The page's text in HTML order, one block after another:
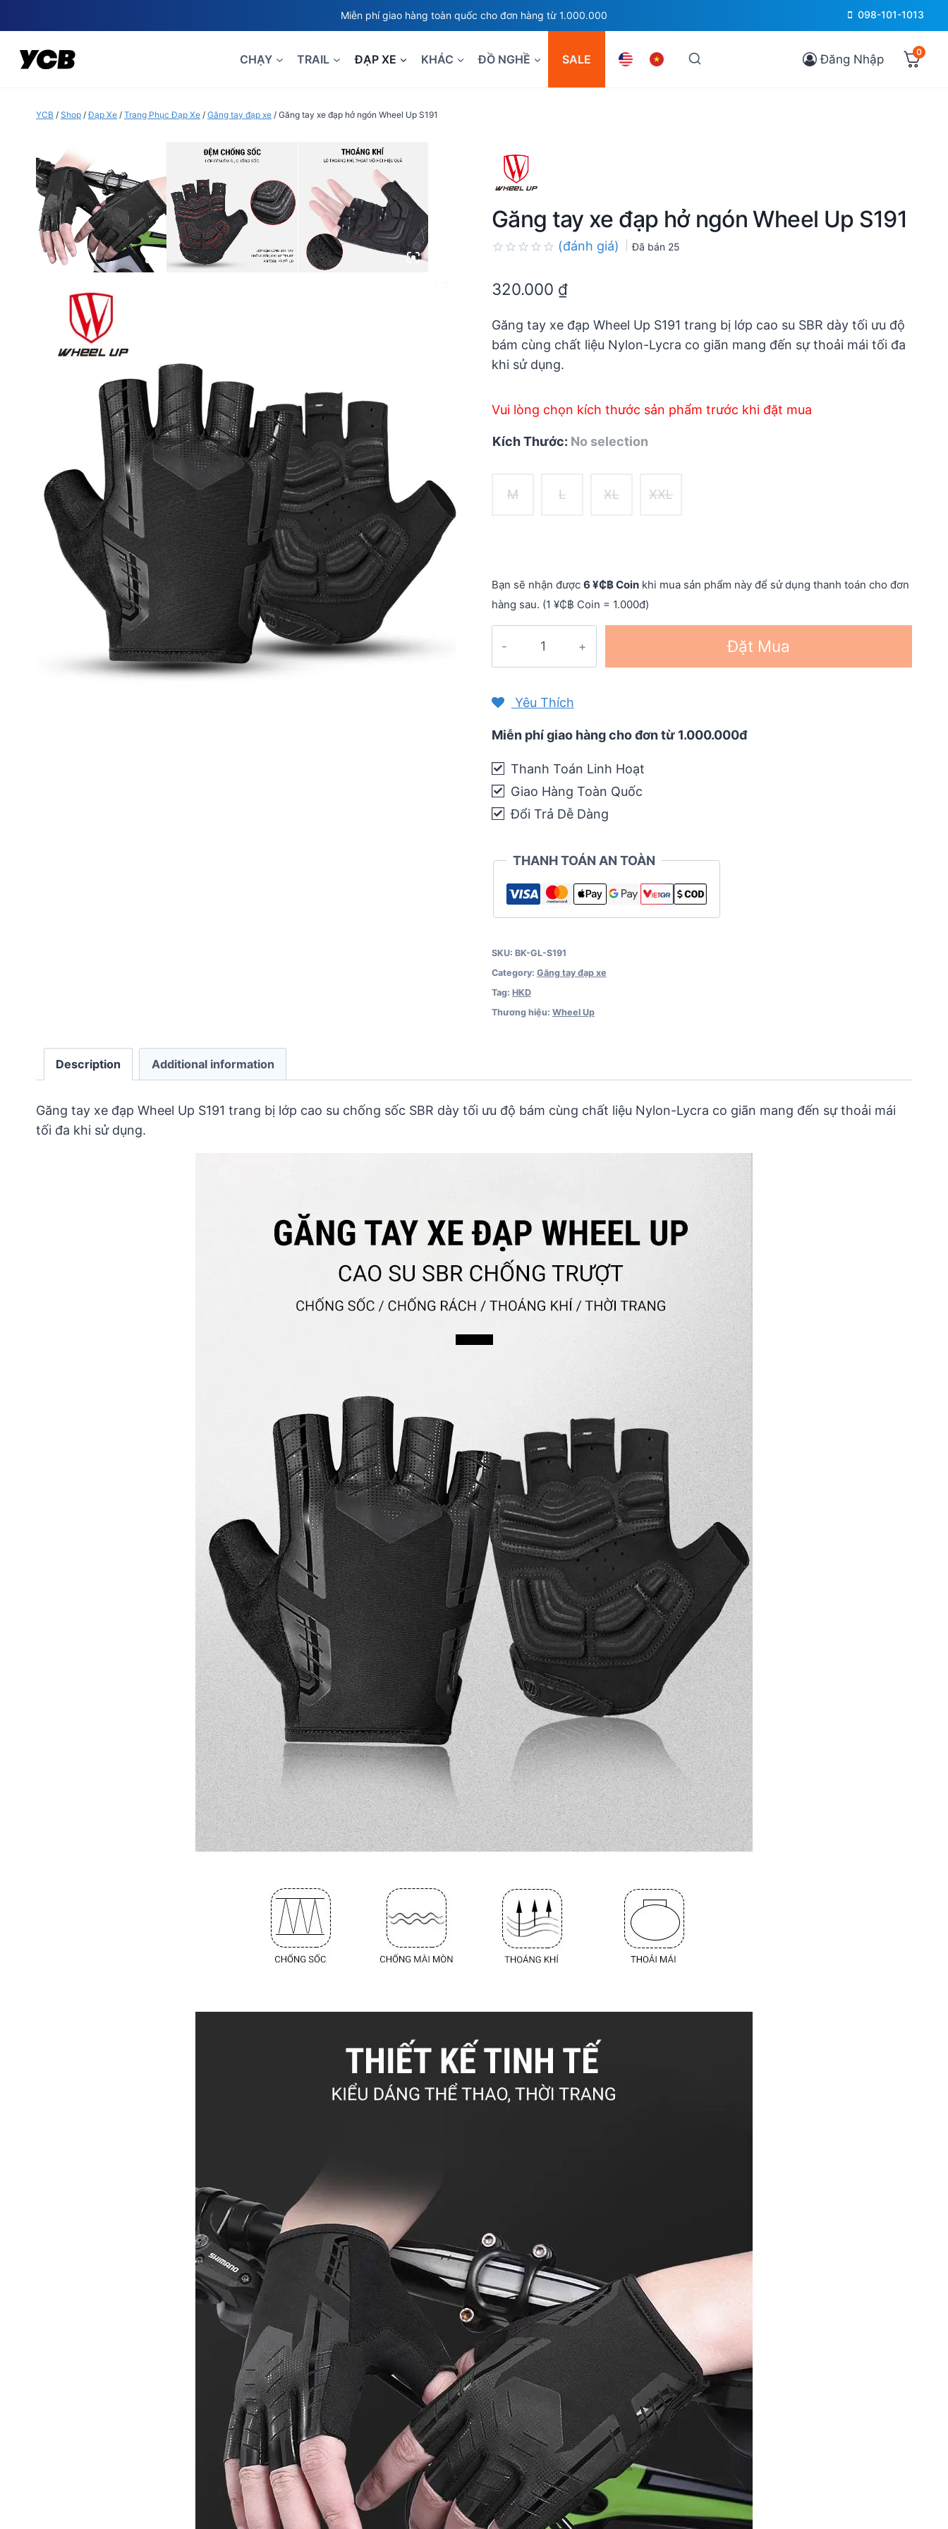
to
content
Miễn phí giao hàng toàn quốc cho đơn hàng từ 1.000.000 098-101-1013
CHẠY TRAIL ĐẠP XE KHÁC ĐỒ NGHỀ SALE Đăng Nhập 0
YCB / Shop /Đạp Xe / Trang Phục Đạp Xe / Găng tay đạp xe / Găng tay xe đạp hở ngón Wheel Up S191
Găng tay xe đạp hở ngón Wheel Up S191
out
(đánh giá) Đã bán 25
320.000 ₫
Găng tay xe đạp Wheel Up S191 trang bị lớp cao su SBR dày tối ưu độ
bám cùng chất liệu Nylon-Lycra co giãn mang đến sự thoải mái tối đa
khi sử dụng.
Vui lòng chọn kích thước sản phẩm trước khi đặt mua
Kích Thước: No selection
M L XL XXL
Bạn sẽ nhận được 6 ¥₵฿ Coinkhi mua sản phẩm này để sử dụng thanh toán cho đơn
hàng sau. (1 ¥₵฿ Coin = 1.000đ)
đạp
ngón
Up
S191
quantity
Đặt Mua
Yêu Thích
Miễn phí giao hàng cho đơn từ 1.000.000đ
Thanh Toán Linh Hoạt
Giao Hàng Toàn Quốc
Đổi Trả Dễ Dàng
THANH TOÁN AN TOÀN
SKU: BK-GL-S191
Category: Găng tay đạp xe
Tag: HKD
Thương hiệu: Wheel Up
Description Additional information
Găng tay xe đạp Wheel Up S191 trang bị lớp cao su chống sốc SBR dày tối ưu độ bám cùng chất liệu Nylon-Lycra co giãn mang đến sự thoải mái
tối đa khi sử dụng.